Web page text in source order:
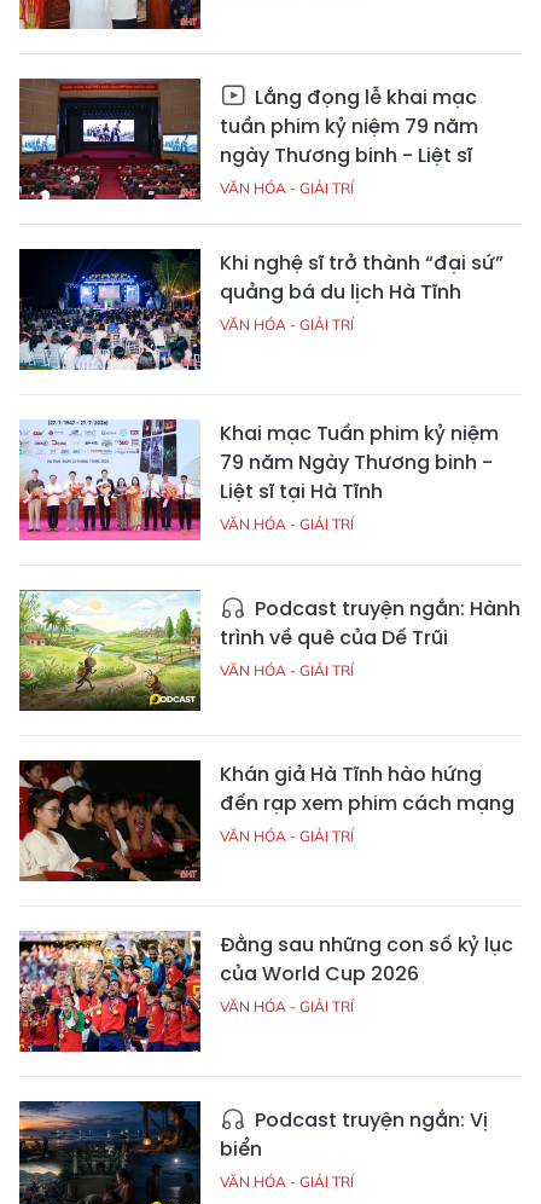
Lắng đọng lễ khai mạc
tuần phim kỷ niệm 79 năm
ngày Thương binh - Liệt sĩ
VĂN HÓA - GIẢI TRÍ
Khi nghệ sĩ trở thành “đại sứ”
quảng bá du lịch Hà Tĩnh
VĂN HÓA - GIẢI TRÍ
Khai mạc Tuần phim kỷ niệm
79 năm Ngày Thương binh -
Liệt sĩ tại Hà Tĩnh
VĂN HÓA - GIẢI TRÍ
Podcast truyện ngắn: Hành
trình về quê của Dế Trũi
VĂN HÓA - GIẢI TRÍ
Khán giả Hà Tĩnh hào hứng
đến rạp xem phim cách mạng
VĂN HÓA - GIẢI TRÍ
Đằng sau những con số kỷ lục
của World Cup 2026
VĂN HÓA - GIẢI TRÍ
Podcast truyện ngắn: Vị
biển
VĂN HÓA - GIẢI TRÍ